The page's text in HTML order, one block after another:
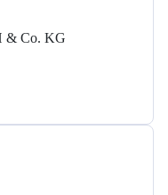
& Co. KG